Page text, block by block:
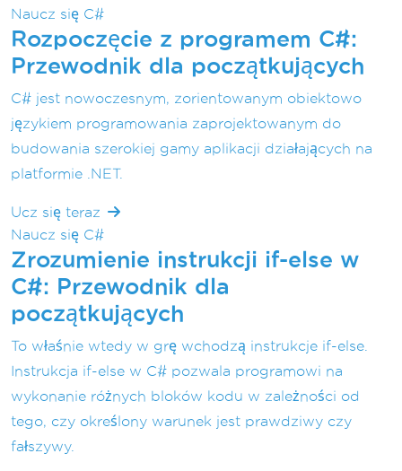
Naucz się C#
Rozpoczęcie z programem C#:
Przewodnik dla początkujących
C# jest nowoczesnym, zorientowanym obiektowo
językiem programowania zaprojektowanym do
budowania szerokiej gamy aplikacji działających na
platformie .NET.
Ucz się teraz
Naucz się C#
Zrozumienie instrukcji if-else w
C#: Przewodnik dla
początkujących
To właśnie wtedy w grę wchodzą instrukcje if-else.
Instrukcja if-else w C# pozwala programowi na
wykonanie różnych bloków kodu w zależności od
tego, czy określony warunek jest prawdziwy czy
fałszywy.